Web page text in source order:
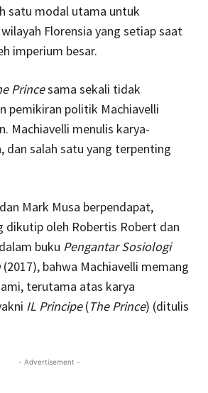
satu modal utama untuk
Florensia yang setiap saat
imperium besar.
Princesama sekali tidak
pemikiran politik Machiavelli
Machiavelli menulis karya-
dan salah satu yang terpenting
Mark Musa berpendapat,
dikutip oleh Robertis Robert dan
buku Pengantar Sosiologi
(2017), bahwa Machiavelli memang
terutama atas karya
IL Principe(The Prince) (ditulis
- Advertisement -